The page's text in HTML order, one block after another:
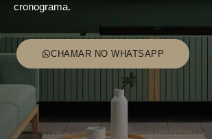
cronograma.
CHAMAR NO WHATSAPP